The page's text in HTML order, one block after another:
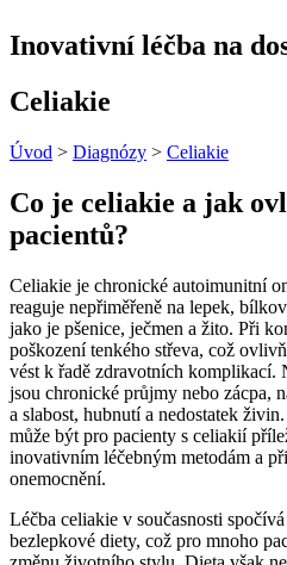
Inovativní léčba na
Celiakie
Úvod > Diagnózy > Celiakie
Co je celiakie a jak
pacientů?
Celiakie je chronické autoimunitní
reaguje nepřiměřeně na lepek,
jako je pšenice, ječmen a žito. Při
poškození tenkého střeva, což
vést k řadě zdravotních komplikací.
jsou chronické průjmy nebo zácpa,
a slabost, hubnutí a nedostatek
může být pro pacienty s celiakií
inovativním léčebným metodám a
onemocnění.
Léčba celiakie v současnosti
bezlepkové diety, což pro mnoho